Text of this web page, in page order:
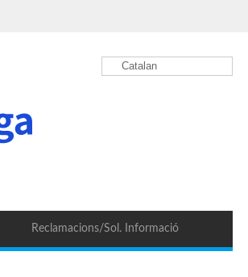
Catalan
Reclamacions/Sol. Informació